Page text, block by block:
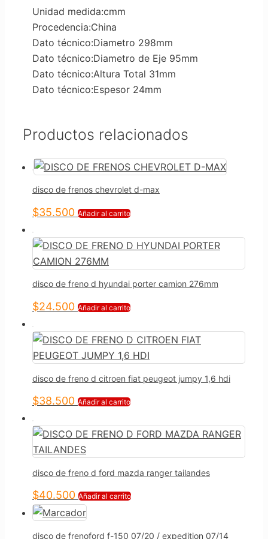
Unidad medida:cmm
Procedencia:China
Dato técnico:Diametro 298mm
Dato técnico:Diametro de Eje 95mm
Dato técnico:Altura Total 31mm
Dato técnico:Espesor 24mm
Productos relacionados
disco de frenos chevrolet d-max
$35.500 Añadir al carrito
disco de freno d hyundai porter camion 276mm
$24.500 Añadir al carrito
disco de freno d citroen fiat peugeot jumpy 1,6 hdi
$38.500 Añadir al carrito
disco de freno d ford mazda ranger tailandes
$40.500 Añadir al carrito
disco de frenoford f-150 07/20 / expedition 07/14